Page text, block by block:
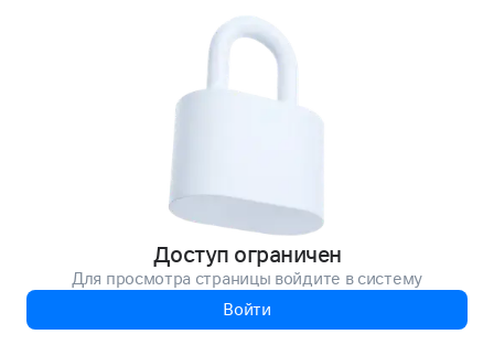
Доступ ограничен
Для просмотра страницы войдите в систему
Войти